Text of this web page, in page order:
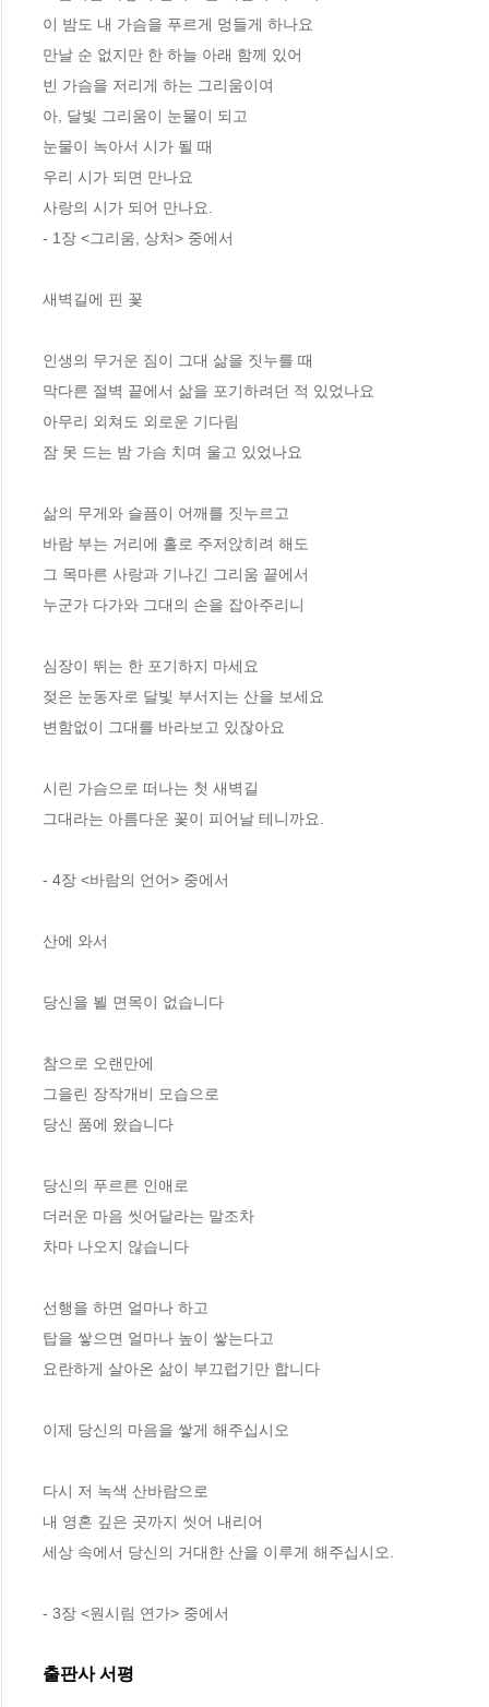
이 밤도 내 가슴을 푸르게 멍들게 하나요
만날 순 없지만 한 하늘 아래 함께 있어
빈 가슴을 저리게 하는 그리움이여
아, 달빛 그리움이 눈물이 되고
눈물이 녹아서 시가 될 때
우리 시가 되면 만나요
- 1장 <그리움, 상처> 중에서
새벽길에 핀 꽃
인생의 무거운 짐이 그대 삶을 짓누를 때
막다른 절벽 끝에서 삶을 포기하려던 적 있었나요
아무리 외쳐도 외로운 기다림
잠 못 드는 밤 가슴 치며 울고 있었나요
삶의 무게와 슬픔이 어깨를 짓누르고
바람 부는 거리에 홀로 주저앉히려 해도
그 목마른 사랑과 기나긴 그리움 끝에서
누군가 다가와 그대의 손을 잡아주리니
심장이 뛰는 한 포기하지 마세요
젖은 눈동자로 달빛 부서지는 산을 보세요
변함없이 그대를 바라보고 있잖아요
시린 가슴으로 떠나는 첫 새벽길
그대라는 아름다운 꽃이 피어날 테니까요.
- 4장 <바람의 언어> 중에서
산에 와서
당신을 뵐 면목이 없습니다
참으로 오랜만에
그을린 장작개비 모습으로
당신 품에 왔습니다
당신의 푸르른 인애로
더러운 마음 씻어달라는 말조차
차마 나오지 않습니다
선행을 하면 얼마나 하고
탑을 쌓으면 얼마나 높이 쌓는다고
요란하게 살아온 삶이 부끄럽기만 합니다
이제 당신의 마음을 쌓게 해주십시오
다시 저 녹색 산바람으로
내 영혼 깊은 곳까지 씻어 내리어
세상 속에서 당신의 거대한 산을 이루게 해주십시오.
- 3장 <원시림 연가> 중에서
출판사 서평